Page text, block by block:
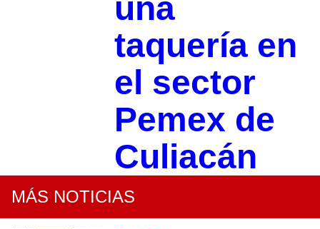
una
taquería en
el sector
Pemex de
Culiacán
MÁS NOTICIAS